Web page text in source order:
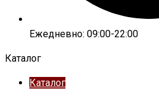
Ежедневно: 09:00-22:00
Каталог
Каталог